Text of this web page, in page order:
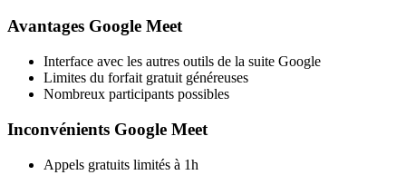
Avantages Google Meet
Interface avec les autres outils de la suite Google
Limites du forfait gratuit généreuses
Nombreux participants possibles
Inconvénients Google Meet
Appels gratuits limités à 1h